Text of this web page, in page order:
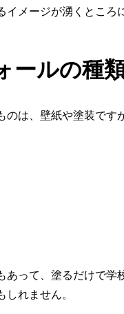
メージが湧くところ
ールの種
のは、壁紙や塗装で
あって、塗るだけで
れません。